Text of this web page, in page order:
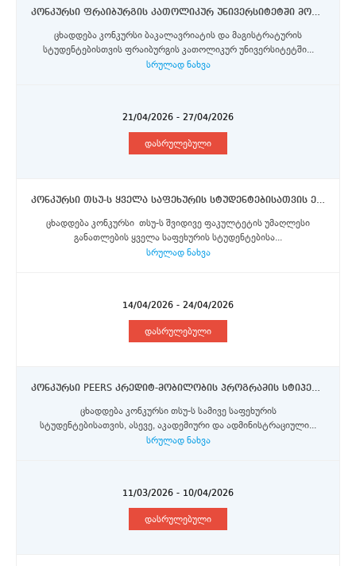
კონკურსი ფრაიბურგის კათოლიკურ უნივერსიტეტში მოკლევადიანი მობილობისათვის ორმხრივი თანამშრომლობისა და ერაზმუს+ პროგრამების სტიპენდიების მოსაპოვებლად
ცხადდება კონკურსი ბაკალავრიატის და მაგისტრატურის
სტუდენტებისთვის ფრაიბურგის კათოლიკურ უნივერსიტეტში...
სრულად ნახვა
21/04/2026 - 27/04/2026
დასრულებული
კონკურსი თსუ-ს ყველა საფეხურის სტუდენტებისათვის ერაზმუს+, ორმხრივი თანამშრომლობისა და DAAD-ს აღმოსავლეთ პარტნიორობის პროგრამების სტიპენდიების მოსაპოვებლად
ცხადდება კონკურსი თსუ-ს შვიდივე ფაკულტეტის უმაღლესი
განათლების ყველა საფეხურის სტუდენტებისა...
სრულად ნახვა
14/04/2026 - 24/04/2026
დასრულებული
კონკურსი PEERS კრედიტ-მობილობის პროგრამის სტიპენდიების მოსაპოვებლად (2026) თსუ-ს სამივე საფეხურის სტუდენტებისათვის, აკადემიური და ადმინისტრაციული პერსონალისთვის
ცხადდება კონკურსი თსუ-ს სამივე საფეხურის
სტუდენტებისათვის, ასევე, აკადემიური და ადმინისტრაციული...
სრულად ნახვა
11/03/2026 - 10/04/2026
დასრულებული